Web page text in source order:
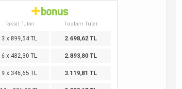
Taksit Tutarı Toplam Tutar
3 x 899,54 TL 2.698,62 TL
6 x 482,30 TL 2.893,80 TL
9 x 346,65 TL 3.119,81 TL